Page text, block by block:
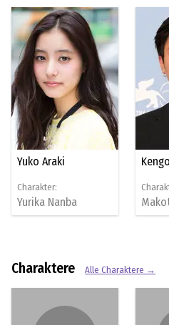
Yuko Araki
Charakter:
Yurika Nanba
Charaktere Alle Charaktere →